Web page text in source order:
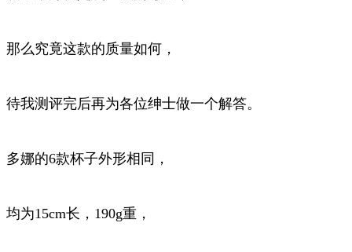
那么究竟这款的质量如何，
待我测评完后再为各位绅士做一个解答。
多娜的6款杯子外形相同，
均为15cm长，190g重，